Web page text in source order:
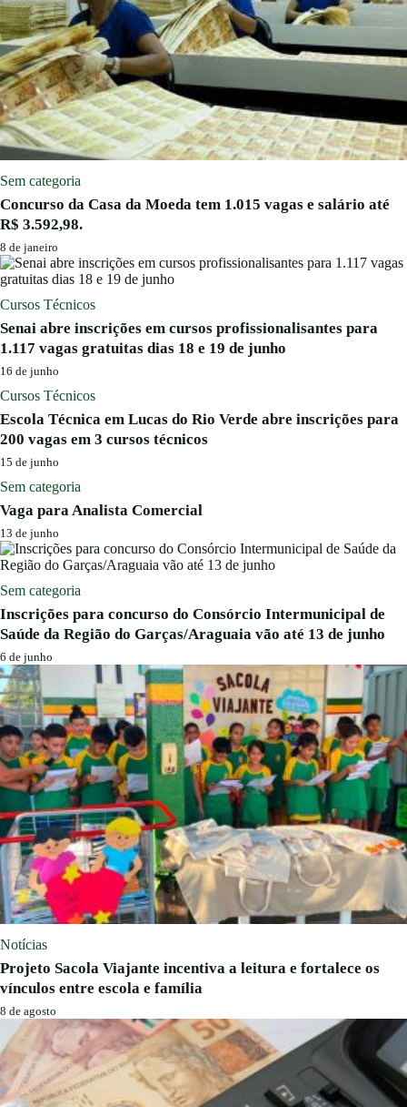
Sem categoria
Concurso da Casa da Moeda tem 1.015 vagas e salário até
R$ 3.592,98.
8 de janeiro
Cursos Técnicos
Senai abre inscrições em cursos profissionalisantes para
1.117 vagas gratuitas dias 18 e 19 de junho
16 de junho
Cursos Técnicos
Escola Técnica em Lucas do Rio Verde abre inscrições para
200 vagas em 3 cursos técnicos
15 de junho
Sem categoria
Vaga para Analista Comercial
13 de junho
Sem categoria
Inscrições para concurso do Consórcio Intermunicipal de
Saúde da Região do Garças/Araguaia vão até 13 de junho
6 de junho
Notícias
Projeto Sacola Viajante incentiva a leitura e fortalece os
vínculos entre escola e família
8 de agosto